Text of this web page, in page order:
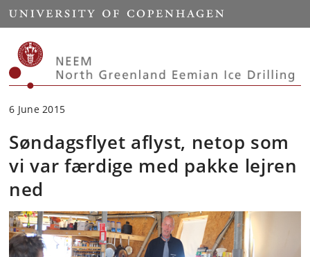
Start
6 June 2015
Søndagsflyet aflyst, netop som
vi var færdige med pakke lejren
ned